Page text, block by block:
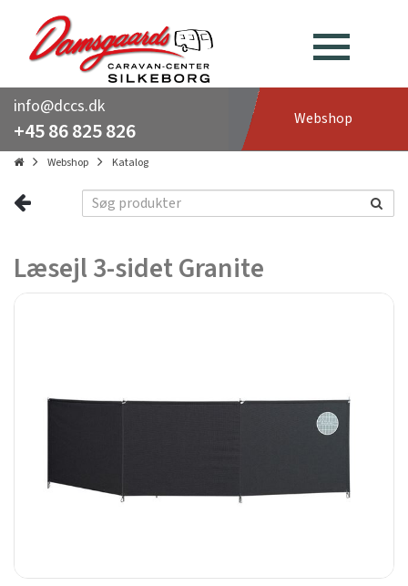
info@dccs.dk
+45 86 825 826 Webshop
Webshop Katalog
Læsejl 3-sidet Granite